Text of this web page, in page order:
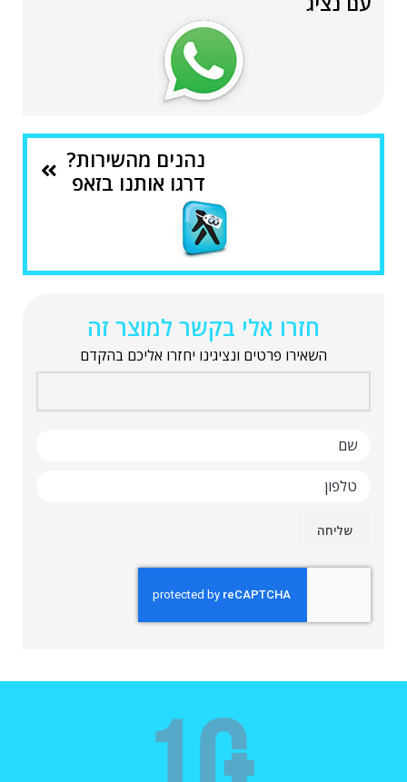
נהנים מהשירות?
דרגו אותנו בזאפ
חזרו אלי בקשר למוצר זה
השאירו פרטים ונציגינו יחזרו אליכם בהקדם